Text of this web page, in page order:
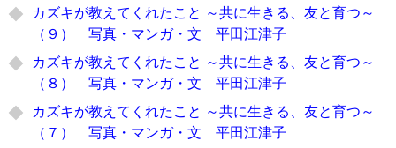
カズキが教えてくれたこと ～共に生きる、友と育つ～
（９） 写真・マンガ・文 平田江津子
カズキが教えてくれたこと ～共に生きる、友と育つ～
（８） 写真・マンガ・文 平田江津子
カズキが教えてくれたこと ～共に生きる、友と育つ～
（７） 写真・マンガ・文 平田江津子